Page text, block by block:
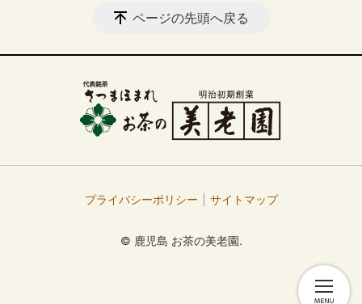
ページの先頭へ戻る
プライバシーポリシー サイトマップ
© 鹿児島 お茶の美老園.